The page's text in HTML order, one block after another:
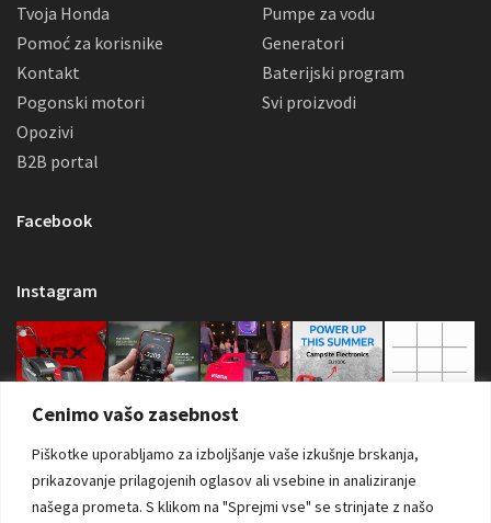
Cenimo vašo zasebnost
Piškotke uporabljamo za izboljšanje vaše izkušnje brskanja,
prikazovanje prilagojenih oglasov ali vsebine in analiziranje
našega prometa. S klikom na "Sprejmi vse" se strinjate z našo
Tvoja Honda
Pomoć za korisnike
Kontakt
Pogonski motori
Opozivi
B2B portal
Pumpe za vodu
Generatori
Baterijski program
Svi proizvodi
Facebook
Instagram